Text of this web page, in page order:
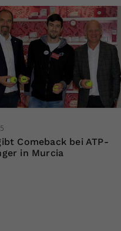
Comeback bei ATP-
in Murcia